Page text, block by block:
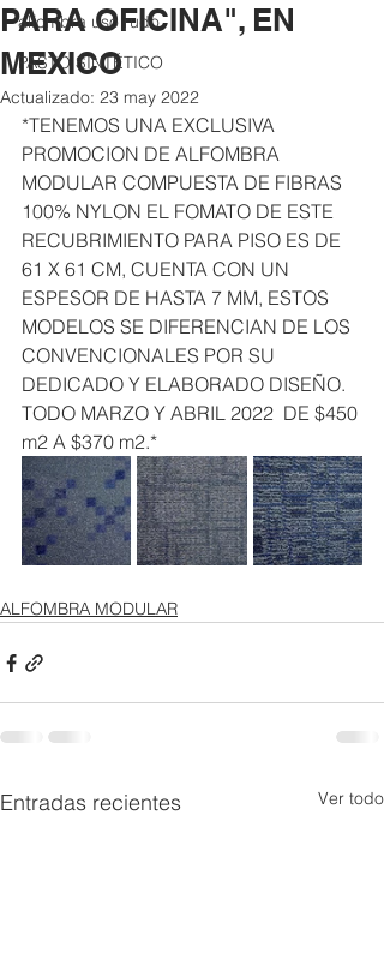
alfombra uso rudo
PASTO SINTÉTICO
PARA OFICINA", EN
MEXICO
Actualizado: 23 may 2022
*TENEMOS UNA EXCLUSIVA
PROMOCION DE ALFOMBRA
MODULAR COMPUESTA DE FIBRAS
100% NYLON EL FOMATO DE ESTE
RECUBRIMIENTO PARA PISO ES DE
61 X 61 CM, CUENTA CON UN
ESPESOR DE HASTA 7 MM, ESTOS
MODELOS SE DIFERENCIAN DE LOS
CONVENCIONALES POR SU
DEDICADO Y ELABORADO DISEÑO.
TODO MARZO Y ABRIL 2022  DE $450
m2 A $370 m2.*
ALFOMBRA MODULAR
Entradas recientes Ver todo